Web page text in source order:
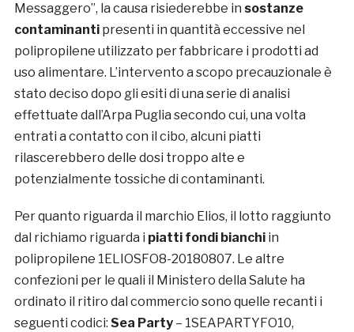
Messaggero”, la causa risiederebbe in sostanze
contaminantipresenti in quantità eccessive nel
polipropilene utilizzato per fabbricare i prodotti ad
uso alimentare. L’intervento a scopo precauzionale è
stato deciso dopo gli esiti di una serie di analisi
effettuate dall’Arpa Puglia secondo cui, una volta
entrati a contatto con il cibo, alcuni piatti
rilascerebbero delle dosi troppo alte e
potenzialmente tossiche di contaminanti.
Per quanto riguarda il marchio Elios, il lotto raggiunto
dal richiamo riguarda i piatti fondi bianchiin
polipropilene 1ELIOSFO8-20180807. Le altre
confezioni per le quali il Ministero della Salute ha
ordinato il ritiro dal commercio sono quelle recanti i
seguenti codici: Sea Party– 1SEAPARTYFO10,